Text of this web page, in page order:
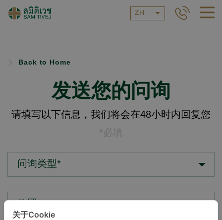
ZH
Back to Home
发送您的问询
请填写以下信息，我们将会在48小时内回复您
*必填
问询类型*
关于Cookie